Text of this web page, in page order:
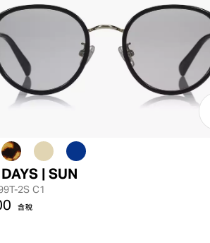
| SUN
2S C1
含稅